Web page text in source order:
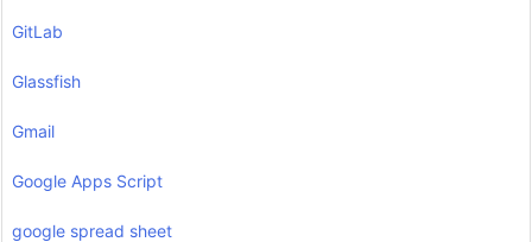
GitLab
Glassfish
Gmail
Google Apps Script
google spread sheet